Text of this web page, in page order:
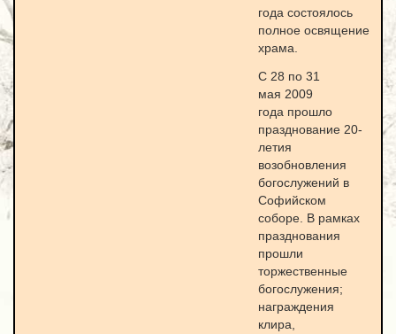
года состоялось
полное освящение
храма.
C 28 по 31
мая 2009
года прошло
празднование 20-
летия
возобновления
богослужений в
Софийском
соборе. В рамках
празднования
прошли
торжественные
богослужения;
награждения
клира,